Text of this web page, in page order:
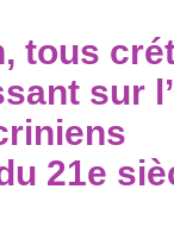
tous
sur
21e